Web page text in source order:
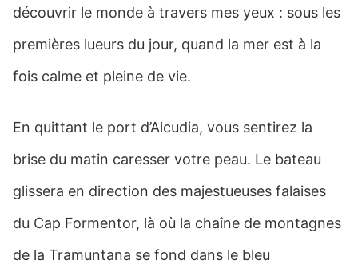
découvrir le monde à travers mes yeux : sous les
premières lueurs du jour, quand la mer est à la
fois calme et pleine de vie.
En quittant le port d’Alcudia, vous sentirez la
brise du matin caresser votre peau. Le bateau
glissera en direction des majestueuses falaises
du Cap Formentor, là où la chaîne de montagnes
de la Tramuntana se fond dans le bleu